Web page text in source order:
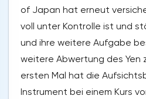
of Japan hat erneut
voll unter Kontrolle ist und
und ihre weitere Aufgabe
weitere Abwertung des Yen
ersten Mal hat die
Instrument bei einem Kurs